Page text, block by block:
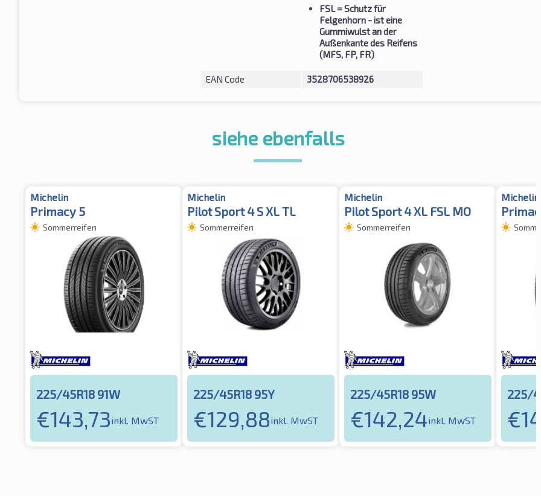
FSL= Schutz für
Felgenhorn - ist eine
Gummiwulst an der
Außenkante des Reifens
(MFS, FP, FR)
EAN Code 3528706538926
siehe ebenfalls
Michelin
Primacy 5
Sommerreifen
225/45R18 91W
€143,73inkl. MwST
Michelin
Pilot Sport 4 S XL TL
Sommerreifen
225/45R18 95Y
€129,88inkl. MwST
Michelin
Pilot Sport 4 XL FSL MO
Sommerreifen
225/45R18 95W
€142,24inkl. MwST
Michelin
225/
€